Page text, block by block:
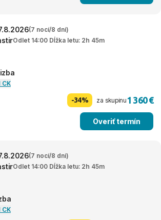
(7 nocí/8 dní)
Odlet 14:00 Dĺžka letu: 2h 45m
CK
-34% za skupinu1 360 €
Overiť termín
(7 nocí/8 dní)
Odlet 14:00 Dĺžka letu: 2h 45m
CK